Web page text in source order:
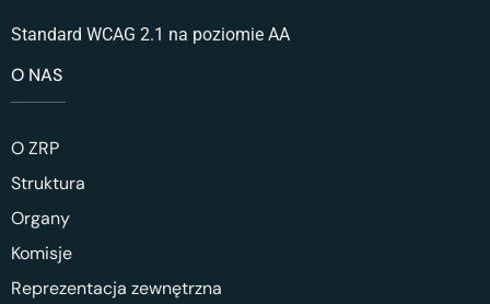
Standard WCAG 2.1 na poziomie AA
O NAS
O ZRP
Struktura
Organy
Komisje
Reprezentacja zewnętrzna